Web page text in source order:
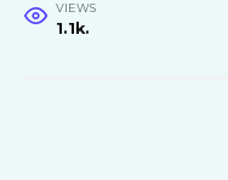
VIEWS
1.1k.